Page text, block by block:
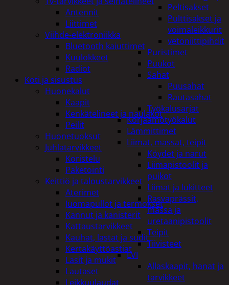
Peltisakset
Pulttisakset ja
voimaleikkurit
vetoniittipihdit
Puristimet
Puukot
Sahat
Puusahat
Rautasahat
Työkalusarjat
Korjaamotyökalut
Lämmittimet
Liimat, massat, teipit
Köydet ja narut
Liimapistoolit ja
puikot
Liimat ja lukitteet
Rasvaprässit,
massa ja
uretaanipistoolit
Teipit
Tiivisteet
LVI
Allaskaapit, hanat ja
tarvikkeet
Antennit
Liittimet
Viihde-elektroniikka
Bluetooth kaiuttimet
Kuulokkeet
Radiot
Koti ja sisustus
Huonekalut
Kaapit
Kenkätelineet ja naulakot
Peilit
Huonetuoksut
Juhlatarvikkeet
Koristelu
Paketointi
Keittiö ja taloustarvikkeet
Aterimet
Juomapullot ja termokset
Kannut ja kanisterit
Kattaustarvikkeet
Kauhat, lastat ja sudit
Kertakäyttöastiat
Lasit ja mukit
Lautaset
Leikkuulaudat